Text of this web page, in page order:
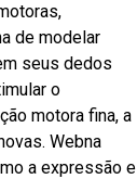
de modelar
seus dedos
o
motora fina, a
Webna
a expressão e